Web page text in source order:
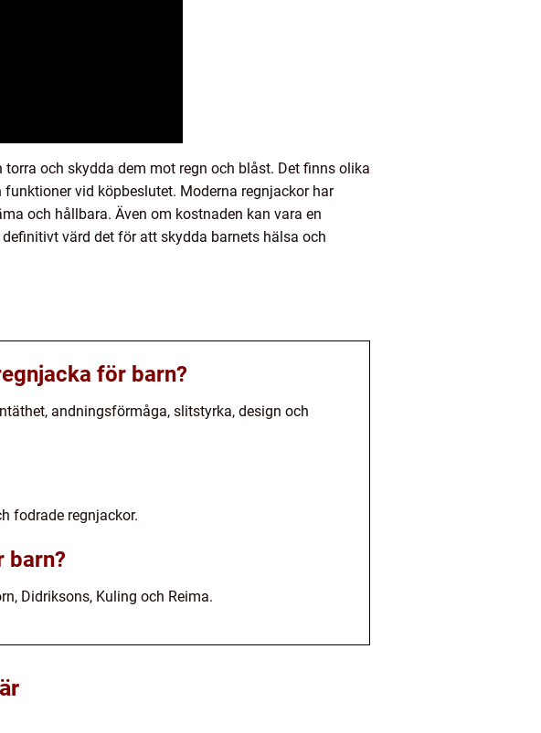
och skydda dem mot regn och blåst. Det finns olika
vid köpbeslutet. Moderna regnjackor har
och hållbara. Även om kostnaden kan vara en
värd det för att skydda barnets hälsa och
för barn?
andningsförmåga, slitstyrka, design och
fodrade regnjackor.
barn?
Didriksons, Kuling och Reima.